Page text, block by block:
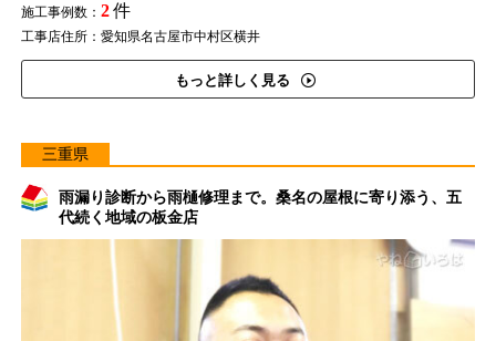
施工事例数： 2件
工事店住所：愛知県名古屋市中村区横井
もっと詳しく見る
三重県
雨漏り診断から雨樋修理まで。桑名の屋根に寄り添う、五
代続く地域の板金店